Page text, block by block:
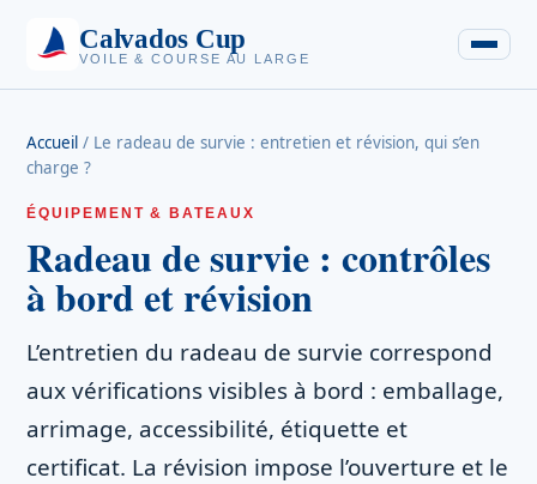
Calvados Cup
VOILE & COURSE AU LARGE
Accueil / Le radeau de survie : entretien et révision, qui s’en
charge ?
ÉQUIPEMENT & BATEAUX
Radeau de survie : contrôles
à bord et révision
L’entretien du radeau de survie correspond
aux vérifications visibles à bord : emballage,
arrimage, accessibilité, étiquette et
certificat. La révision impose l’ouverture et le